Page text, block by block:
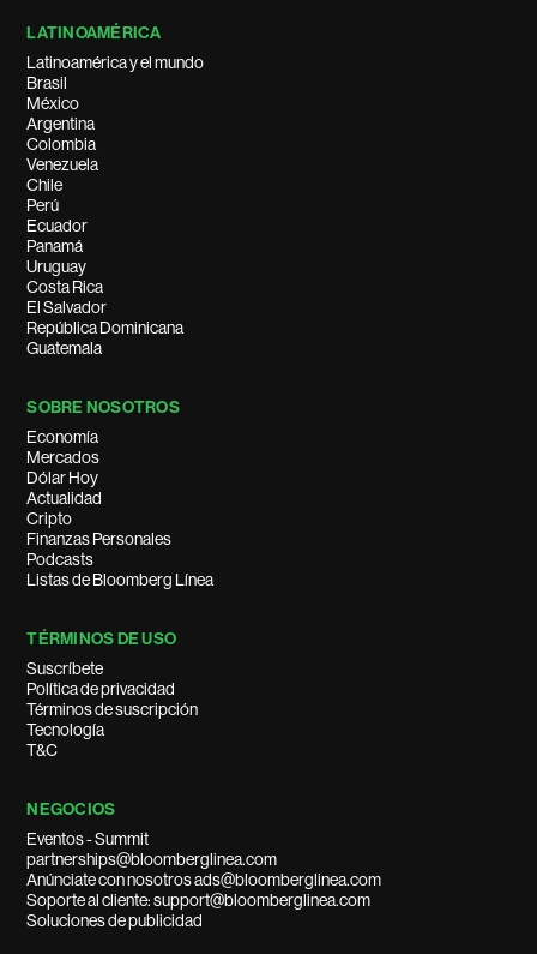
LATINOAMÉRICA
Latinoamérica y el mundo
Brasil
México
Argentina
Colombia
Venezuela
Chile
Perú
Ecuador
Panamá
Uruguay
Costa Rica
El Salvador
República Dominicana
Guatemala
SOBRE NOSOTROS
Economía
Mercados
Dólar Hoy
Actualidad
Cripto
Finanzas Personales
Podcasts
Listas de Bloomberg Línea
TÉRMINOS DE USO
Suscríbete
Política de privacidad
Términos de suscripción
Tecnología
T&C
NEGOCIOS
Eventos - Summit
partnerships@bloomberglinea.com
Anúnciate con nosotros ads@bloomberglinea.com
Soporte al cliente: support@bloomberglinea.com
Soluciones de publicidad